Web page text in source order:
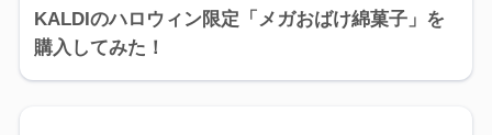
KALDIのハロウィン限定「メガおばけ綿菓子」を
購入してみた！